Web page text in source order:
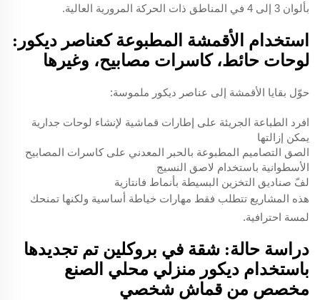
بألوان 3 إلى 4 في المناطق ذات الحركة المرورية العالية.
استخدام الأقمشة المطبوعة كعناصر ديكور:
لوحات حائط، كاسرات مصابيح، وغيرها
حوّل بقايا الأقمشة إلى عناصر ديكور ملموسة:
افرد الطباعة الجريئة على إطارات قماشية لإنشاء لوحات جدارية
يمكن إزالتها
الصق التصاميم المطبوعة بالحبر المعدني على كاسرات المصابيح
الأسطوانية باستخدام لاصق النسيج
لفّ صناديق التخزين البسيطة بأنماط فانتازية
هذه المشاريع تتطلب فقط مهارات خياطة أساسية ولكنها تمنحك
لمسة احترافية.
دراسة حالة: شقة في بروكلين تم تجديدها
باستخدام ديكور منزلي محلي الصنع
مخصص من قماش شخصي